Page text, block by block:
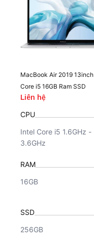
MacBook Air 2019 13inch |
Core i5 16GB Ram SSD
256GB
Liên hệ
CPU
Intel Core i5 1.6GHz -
3.6GHz
RAM
16GB
SSD
256GB